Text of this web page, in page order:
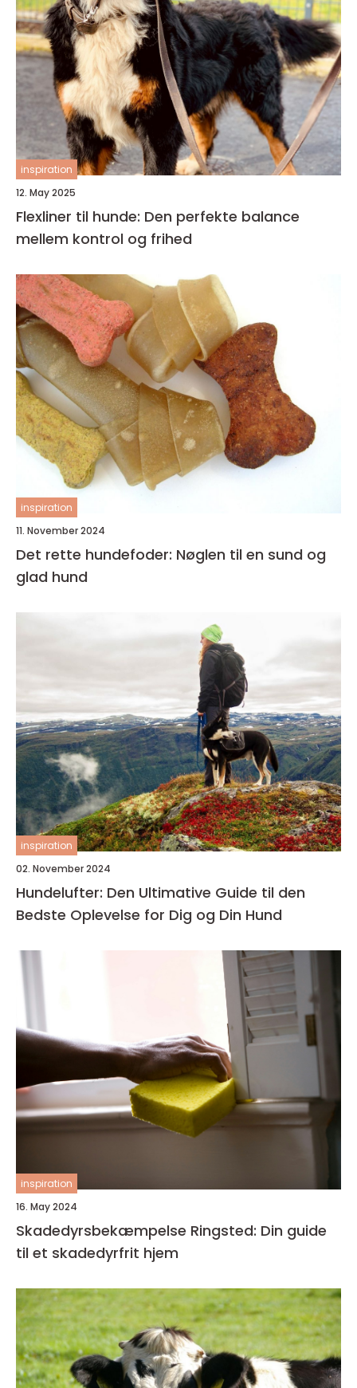
inspiration
12. May 2025
Flexliner til hunde: Den perfekte balance
mellem kontrol og frihed
inspiration
11. November 2024
Det rette hundefoder: Nøglen til en sund og
glad hund
inspiration
02. November 2024
Hundelufter: Den Ultimative Guide til den
Bedste Oplevelse for Dig og Din Hund
inspiration
16. May 2024
Skadedyrsbekæmpelse Ringsted: Din guide
til et skadedyrfrit hjem